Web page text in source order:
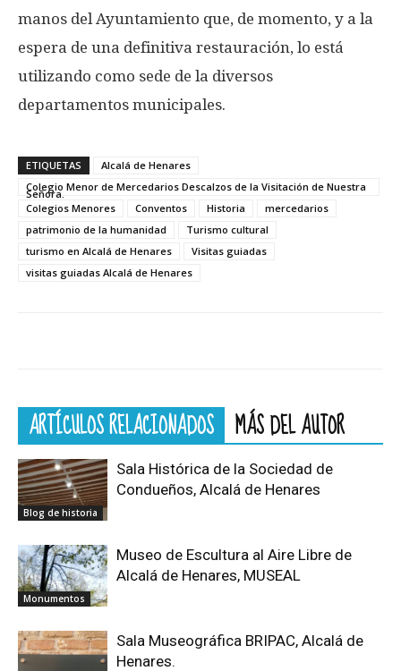
manos del Ayuntamiento que, de momento, y a la
espera de una definitiva restauración, lo está
utilizando como sede de la diversos
departamentos municipales.
ETIQUETAS
Alcalá de Henares
Colegio Menor de Mercedarios Descalzos de la Visitación de Nuestra
Señora.
Colegios Menores
Conventos Historia
mercedarios
patrimonio de la humanidad
Turismo cultural
turismo en Alcalá de Henares
Visitas guiadas
visitas guiadas Alcalá de Henares
ARTÍCULOS RELACIONADOS MÁS DEL AUTOR
Blog de historia
Sala Histórica de la Sociedad de
Condueños, Alcalá de Henares
Monumentos
Museo de Escultura al Aire Libre de
Alcalá de Henares, MUSEAL
Sala Museográfica BRIPAC, Alcalá de
Henares.